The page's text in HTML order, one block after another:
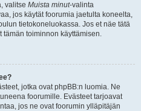
valitse Muista minut-valinta
jos käytät foorumia jaetulta koneelta,
tietokoneluokassa. Jos et näe tätä
toiminnon käyttämisen.
jotka ovat phpBB:n luomia. Ne
foorumille. Evästeet tarjoavat
jos ne ovat foorumin ylläpitäjän